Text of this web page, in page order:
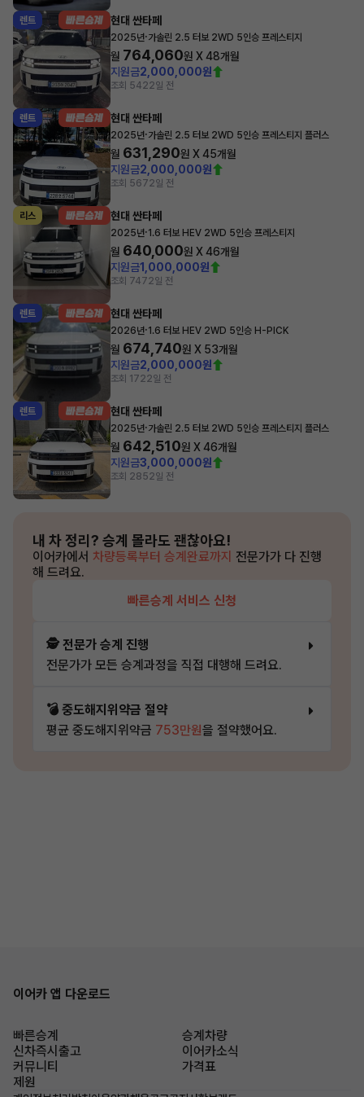
렌트 현대 싼타페
2025년·가솔린 2.5 터보 2WD 5인승 프레스티지
월 764,060원 X48개월
지원금2,000,000원
조회 5422일 전
렌트 현대 싼타페
2025년·가솔린 2.5 터보 2WD 5인승 프레스티지 플러스
월 631,290원 X45개월
지원금2,000,000원
조회 5672일 전
리스 현대 싼타페
2025년·1.6 터보 HEV 2WD 5인승 프레스티지
월 640,000원 X46개월
지원금1,000,000원
조회 7472일 전
렌트 현대 싼타페
2026년·1.6 터보 HEV 2WD 5인승 H-PICK
월 674,740원 X 53개월
지원금2,000,000원
조회 1722일 전
렌트 현대 싼타페
2025년·가솔린 2.5 터보 2WD 5인승 프레스티지 플러스
월 642,510원 X46개월
지원금3,000,000원
조회 2852일 전
내 차 정리? 승계 몰라도 괜찮아요!
이어카에서 차량등록부터 승계완료까지 전문가가 다 진행
해 드려요.
빠른승계 서비스 신청
🕵️ 전문가 승계 진행
전문가가 모든 승계과정을 직접 대행해 드려요.
💣 중도해지위약금 절약
평균 중도해지위약금 753만원을 절약했어요.
이어카 앱 다운로드
빠른승계
승계차량
신차즉시출고
이어카소식
커뮤니티
가격표
제원